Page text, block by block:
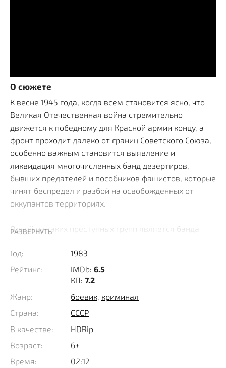
О сюжете
К весне 1945 года, когда всем становится ясно, что
Великая Отечественная война стремительно
движется к победному для Красной армии концу, а
фронт проходит далеко от границ Советского Союза,
особенно важным становится выявление и
ликвидация многочисленных банд дезертиров,
бывших предателей и пособников фашистов, которые
чинят беспредел и разбой на освобожденных от
оккупантов территориях.
Одной из таких преступных групп является банда
в окрестностях белорусского Гродно. Полковник Иван
Александрович Данилов, возглавляющий отдел по
борьбе с бандитизмом московского уголовного
розыска приступает к расследованию убийства в
Москве с виду обычного гражданина Судина, на
самом деле оказавшегося хорошо известным
органам правопорядка рецидивистом по странной
кличке Мордёнок.
РАЗВЕРНУТЬ
Год:
1983
Рейтинг:
IMDb: 6.5
КП: 7.2
Жанр:
боевик криминал
Страна:
СССР
В качестве:
HDRip
Возраст:
6+
Время:
02:12